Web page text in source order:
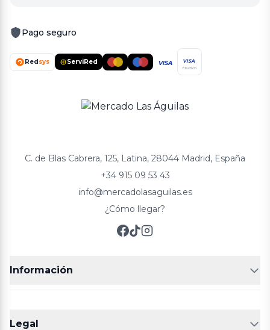
Pago seguro
Redsys ServiRed VISA VISA
Electron
C. de Blas Cabrera, 125, Latina, 28044 Madrid, España
+34 915 09 53 43
info@mercadolasaguilas.es
¿Cómo llegar?
Información
FRUTERÍAS
POLLERÍA
Legal